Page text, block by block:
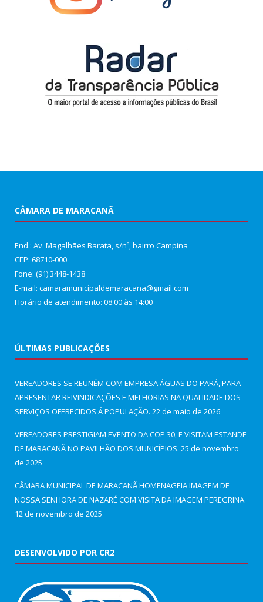
CÂMARA DE MARACANÃ
End.: Av. Magalhães Barata, s/nº, bairro Campina
CEP: 68710-000
Fone: (91) 3448-1438
E-mail: camaramunicipaldemaracana@gmail.com
Horário de atendimento: 08:00 às 14:00
ÚLTIMAS PUBLICAÇÕES
VEREADORES SE REUNÉM COM EMPRESA ÁGUAS DO PARÁ, PARA
APRESENTAR REIVINDICAÇÕES E MELHORIAS NA QUALIDADE DOS
SERVIÇOS OFERECIDOS Á POPULAÇÃO. 22 de maio de 2026
VEREADORES PRESTIGIAM EVENTO DA COP 30, E VISITAM ESTANDE
DE MARACANÃ NO PAVILHÃO DOS MUNICÍPIOS. 25 de novembro
de 2025
CÂMARA MUNICIPAL DE MARACANÃ HOMENAGEIA IMAGEM DE
NOSSA SENHORA DE NAZARÉ COM VISITA DA IMAGEM PEREGRINA.
12 de novembro de 2025
DESENVOLVIDO POR CR2